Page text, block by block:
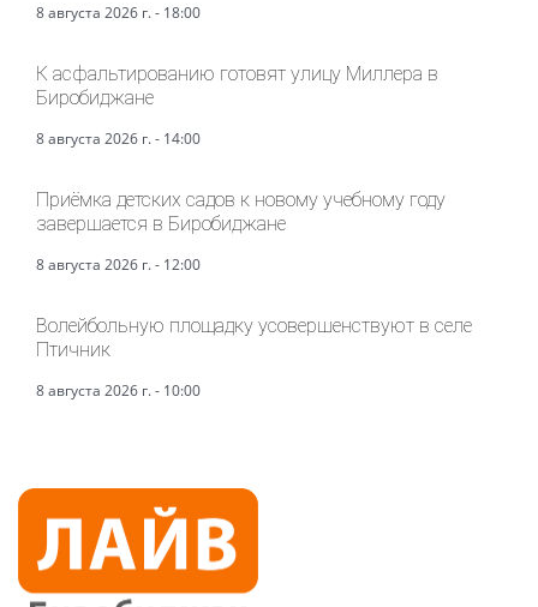
8 августа 2026 г. - 18:00
К асфальтированию готовят улицу Миллера в
Биробиджане
8 августа 2026 г. - 14:00
Приёмка детских садов к новому учебному году
завершается в Биробиджане
8 августа 2026 г. - 12:00
Волейбольную площадку усовершенствуют в селе
Птичник
8 августа 2026 г. - 10:00